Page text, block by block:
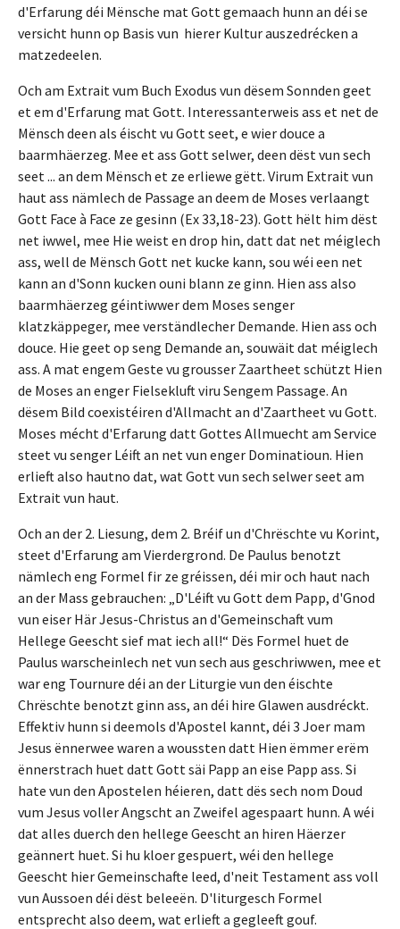
d'Erfarung déi Mënsche mat Gott gemaach hunn an déi se
versicht hunn op Basis vun hierer Kultur auszedrécken a
matzedeelen.
Och am Extrait vum Buch Exodus vun dësem Sonnden geet
et em d'Erfarung mat Gott. Interessanterweis ass et net de
Mënsch deen als éischt vu Gott seet, e wier douce a
baarmhäerzeg. Mee et ass Gott selwer, deen dëst vun sech
seet ... an dem Mënsch et ze erliewe gëtt. Virum Extrait vun
haut ass nämlech de Passage an deem de Moses verlaangt
Gott Face à Face ze gesinn (Ex 33,18-23). Gott hëlt him dëst
net iwwel, mee Hie weist en drop hin, datt dat net méiglech
ass, well de Mënsch Gott net kucke kann, sou wéi een net
kann an d'Sonn kucken ouni blann ze ginn. Hien ass also
baarmhäerzeg géintiwwer dem Moses senger
klatzkäppeger, mee verständlecher Demande. Hien ass och
douce. Hie geet op seng Demande an, souwäit dat méiglech
ass. A mat engem Geste vu grousser Zaartheet schützt Hien
de Moses an enger Fielsekluft viru Sengem Passage. An
dësem Bild coexistéiren d'Allmacht an d'Zaartheet vu Gott.
Moses mécht d'Erfarung datt Gottes Allmuecht am Service
steet vu senger Léift an net vun enger Dominatioun. Hien
erlieft also hautno dat, wat Gott vun sech selwer seet am
Extrait vun haut.
Och an der 2. Liesung, dem 2. Bréif un d'Chrëschte vu Korint,
steet d'Erfarung am Vierdergrond. De Paulus benotzt
nämlech eng Formel fir ze gréissen, déi mir och haut nach
an der Mass gebrauchen: „D'Léift vu Gott dem Papp, d'Gnod
vun eiser Här Jesus-Christus an d'Gemeinschaft vum
Hellege Geescht sief mat iech all!“ Dës Formel huet de
Paulus warscheinlech net vun sech aus geschriwwen, mee et
war eng Tournure déi an der Liturgie vun den éischte
Chrëschte benotzt ginn ass, an déi hire Glawen ausdréckt.
Effektiv hunn si deemols d'Apostel kannt, déi 3 Joer mam
Jesus ënnerwee waren a woussten datt Hien ëmmer erëm
ënnerstrach huet datt Gott säi Papp an eise Papp ass. Si
hate vun den Apostelen héieren, datt dës sech nom Doud
vum Jesus voller Angscht an Zweifel agespaart hunn. A wéi
dat alles duerch den hellege Geescht an hiren Häerzer
geännert huet. Si hu kloer gespuert, wéi den hellege
Geescht hier Gemeinschafte leed, d'neit Testament ass voll
vun Aussoen déi dëst beleeën. D'liturgesch Formel
entsprecht also deem, wat erlieft a gegleeft gouf.